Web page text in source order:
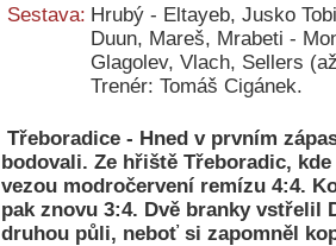
Sestava: Hrubý - Eltayeb, Jusko
Duun, Mareš, Mrabeti -
Glagolev, Vlach, Sellers
Trenér: Tomáš Cigánek.
Třeboradice - Hned v prvním
bodovali. Ze hřiště Třeboradic,
vezou modročervení remízu 4:4.
pak znovu 3:4. Dvě branky vstřelil
druhou půli, neboť si zapomněl